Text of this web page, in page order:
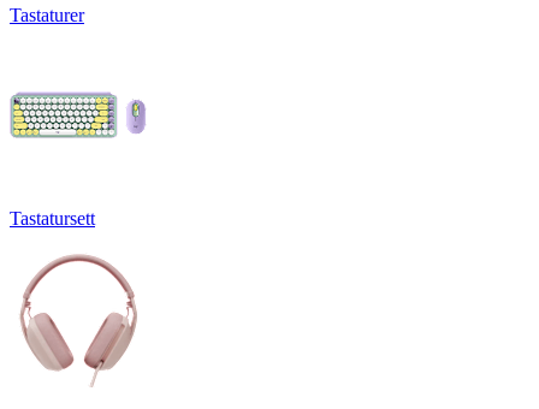
Tastaturer
Tastatursett